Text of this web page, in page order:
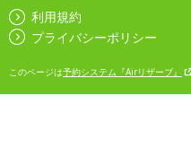
利用規約
プライバシーポリシー
このページは予約システム『Airリザーブ』